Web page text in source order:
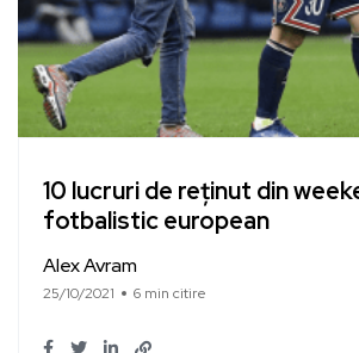
10 lucruri de reținut din
fotbalistic european
Alex Avram
25/10/2021 6 min citire